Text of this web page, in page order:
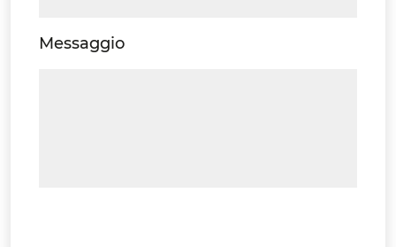
Messaggio